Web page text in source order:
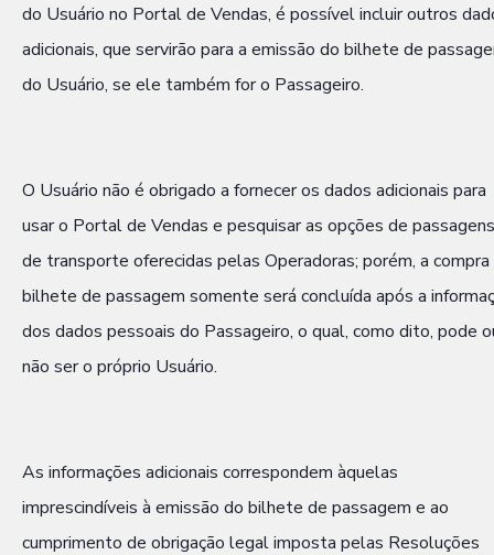
do Usuário no Portal de Vendas, é possível incluir outros
adicionais, que servirão para a emissão do bilhete de
do Usuário, se ele também for o Passageiro.
O Usuário não é obrigado a fornecer os dados adicionais para
usar o Portal de Vendas e pesquisar as opções de passagens
de transporte oferecidas pelas Operadoras; porém, a
bilhete de passagem somente será concluída após a
dos dados pessoais do Passageiro, o qual, como dito, pode
não ser o próprio Usuário.
As informações adicionais correspondem àquelas
imprescindíveis à emissão do bilhete de passagem e ao
cumprimento de obrigação legal imposta pelas Resoluções